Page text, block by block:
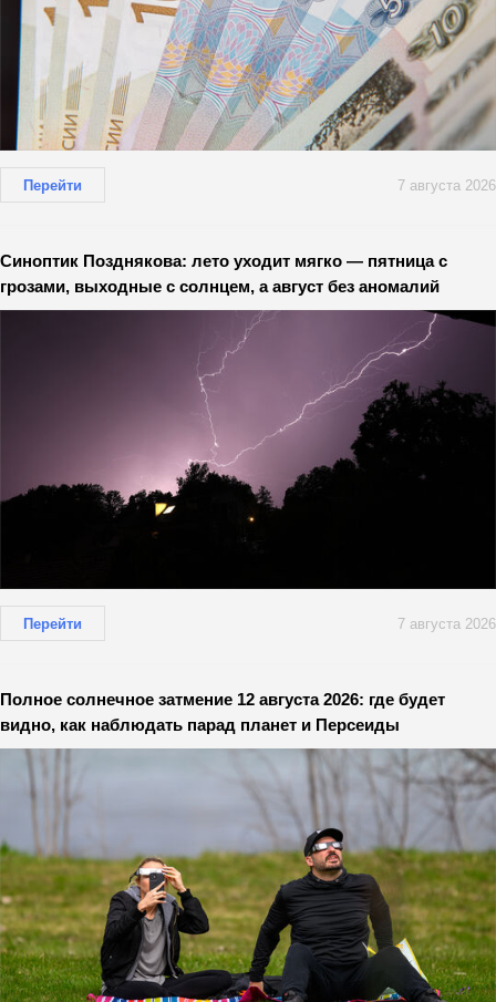
Перейти 7 августа 2026
Синоптик Позднякова: лето уходит мягко — пятница с
грозами, выходные с солнцем, а август без аномалий
Перейти 7 августа 2026
Полное солнечное затмение 12 августа 2026: где будет
видно, как наблюдать парад планет и Персеиды